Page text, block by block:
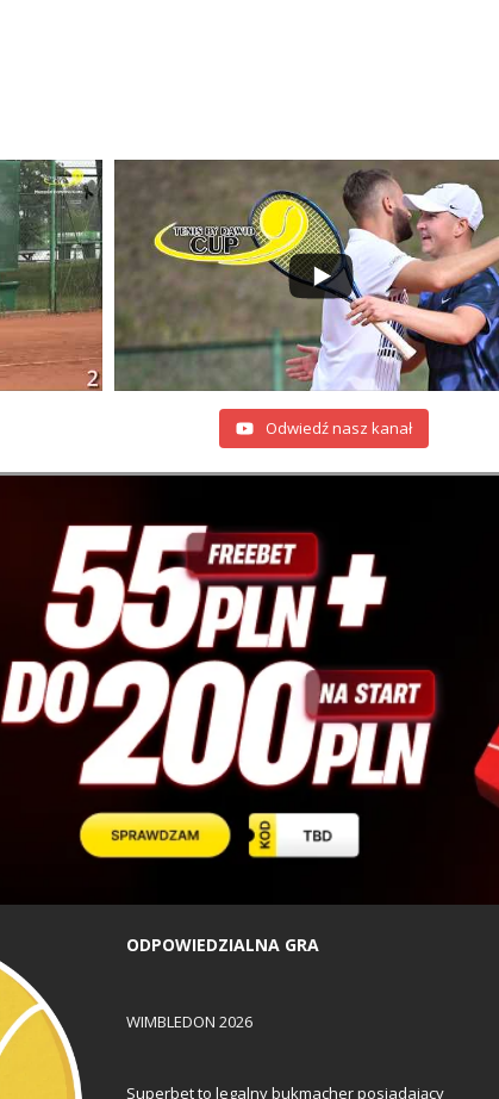
Odwiedź nasz kanał
ODPOWIEDZIALNA GRA
WIMBLEDON 2026
Superbet to legalny bukmacher posiadający